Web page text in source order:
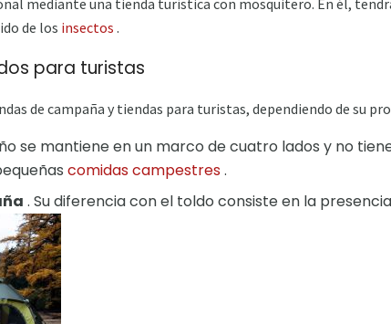
de los insectos .
para turistas
de campaña y tiendas para turistas, dependiendo de su
se mantiene en un marco de cuatro lados y no
comidas campestres.
. Su diferencia con el toldo consiste en la